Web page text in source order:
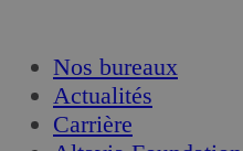
Nos bureaux
Actualités
Carrière